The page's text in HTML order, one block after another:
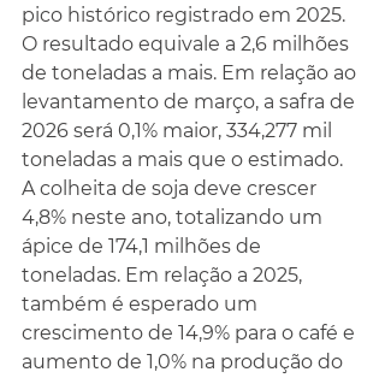
pico histórico registrado em 2025.
O resultado equivale a 2,6 milhões
de toneladas a mais. Em relação ao
levantamento de março, a safra de
2026 será 0,1% maior, 334,277 mil
toneladas a mais que o estimado.
A colheita de soja deve crescer
4,8% neste ano, totalizando um
ápice de 174,1 milhões de
toneladas. Em relação a 2025,
também é esperado um
crescimento de 14,9% para o café e
aumento de 1,0% na produção do